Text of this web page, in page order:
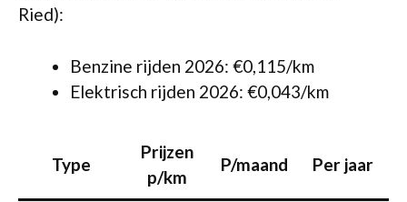
Ried):
Benzine rijden 2026: €0,115/km
Elektrisch rijden 2026: €0,043/km
Type
Prijzen
p/km
P/maand Per jaar